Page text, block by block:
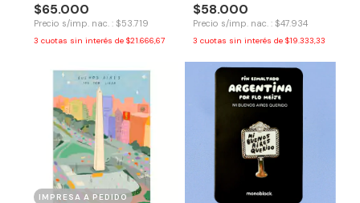
$65.000
Precio s/imp. nac. : $53.719
3 cuotas sin interés de $21.666,67
$58.000
Precio s/imp. nac. : $47.934
3 cuotas sin interés de $19.333,33
IMPRESA A PEDIDO